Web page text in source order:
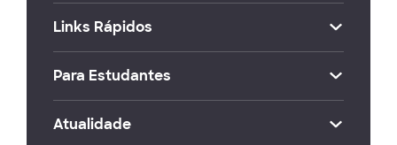
Links Rápidos
Para Estudantes
Atualidade